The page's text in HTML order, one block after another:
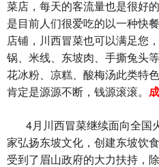
菜店，每天的客流量也是很好
是目前人们很爱吃的以一种快
店铺，川西冒菜也可以满足您
锅、米线、东坡肉、手撕兔头
花冰粉、凉糕、酸梅汤此类特
肯定是源源不断，钱源滚滚。
4月川西冒菜继续面向全国
家弘扬东坡文化，创建东坡饮
受到了眉山政府的大力扶持，